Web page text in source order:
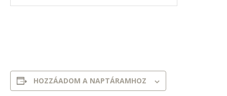
HOZZÁADOM A NAPTÁRAMHOZ